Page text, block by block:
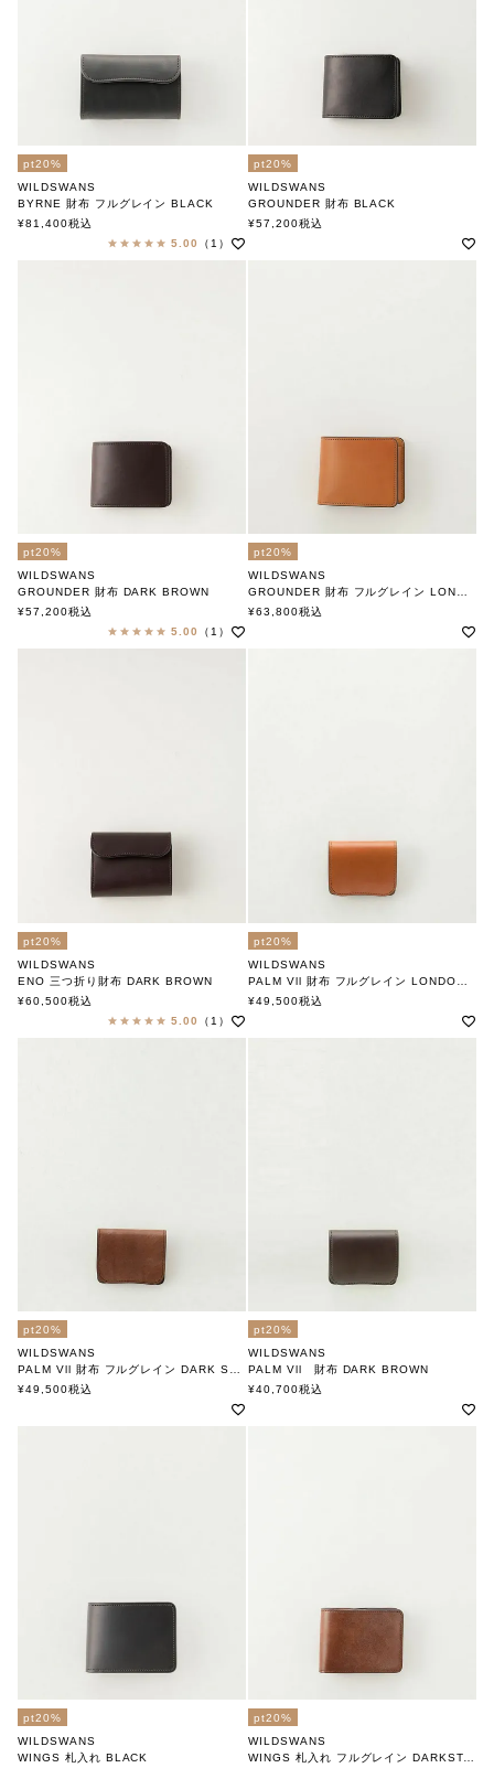
pt20%
WILDSWANS
BYRNE 財布 フルグレイン BLACK
ワイルドスワンズ
¥81,400税込
5.00
（1）
pt20%
WILDSWANS
GROUNDER 財布 BLACK
ワイルドスワンズ
¥57,200税込
pt20%
WILDSWANS
GROUNDER 財布 DARK BROWN
ワイルドスワンズ
¥57,200税込
5.00
（1）
pt20%
WILDSWANS
GROUNDER 財布 フルグレイン LONDON
ワイルドスワンズ
¥63,800税込
pt20%
WILDSWANS
ENO 三つ折り財布 DARK BROWN
ワイルドスワンズ
¥60,500税込
5.00
（1）
pt20%
WILDSWANS
PALM Vll 財布 フルグレイン LONDON COLOR
ワイルドスワンズ
¥49,500税込
pt20%
WILDSWANS
PALM Vll 財布 フルグレイン DARK STAIN
ワイルドスワンズ
¥49,500税込
pt20%
WILDSWANS
PALM Vll 財布 DARK BROWN
ワイルドスワンズ
¥40,700税込
pt20%
WILDSWANS
WINGS 札入れ BLACK
pt20%
WILDSWANS
WINGS 札入れ フルグレイン DARKSTAIN